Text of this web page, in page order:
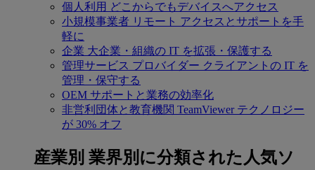
個人利用 どこからでもデバイスへアクセス
小規模事業者 リモート アクセスとサポートを手
軽に
企業 大企業・組織の IT を拡張・保護する
管理サービス プロバイダー クライアントの IT を
管理・保守する
OEM サポートと業務の効率化
非営利団体と教育機関 TeamViewer テクノロジー
が 30% オフ
産業別 業界別に分類された人気ソ